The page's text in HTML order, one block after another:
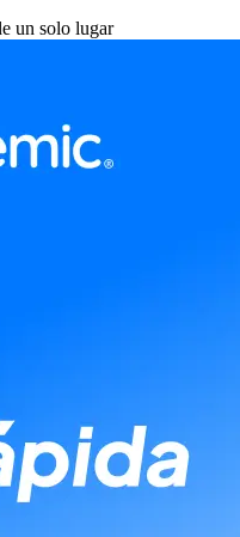
un solo lugar